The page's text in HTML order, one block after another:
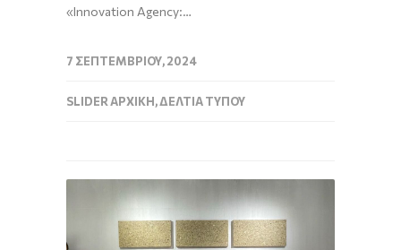
«Innovation Agency:…
7 ΣΕΠΤΕΜΒΡΊΟΥ, 2024
SLIDER ΑΡΧΙΚΉ,ΔΕΛΤΊΑ ΤΎΠΟΥ